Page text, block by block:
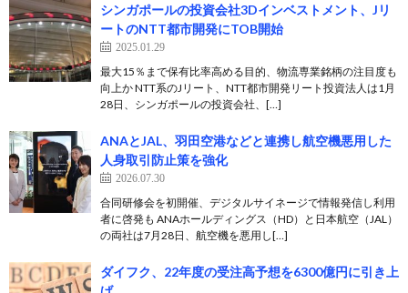
シンガポールの投資会社3Dインベストメント、Jリ
ートのNTT都市開発にTOB開始
2025.01.29
最大15％まで保有比率高める目的、物流専業銘柄の注目度も
向上か NTT系のJリート、NTT都市開発リート投資法人は1月
28日、シンガポールの投資会社、[…]
ANAとJAL、羽田空港などと連携し航空機悪用した
人身取引防止策を強化
2026.07.30
合同研修会を初開催、デジタルサイネージで情報発信し利用
者に啓発も ANAホールディングス（HD）と日本航空（JAL）
の両社は7月28日、航空機を悪用し[…]
ダイフク、22年度の受注高予想を6300億円に引き上